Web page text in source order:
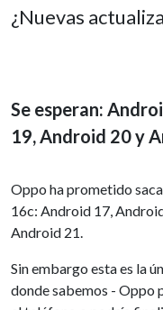
¿Nuevas
Se esperan:
19, Android 20 y
Oppo ha prometido
16c: Android 17,
Android 21.
Sin embargo esta es la
donde sabemos - Oppo